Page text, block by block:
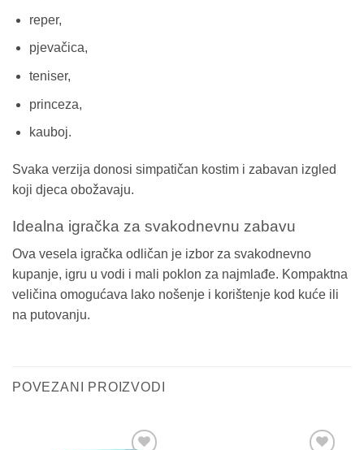
reper,
pjevačica,
teniser,
princeza,
kauboj.
Svaka verzija donosi simpatičan kostim i zabavan izgled
koji djeca obožavaju.
Idealna igračka za svakodnevnu zabavu
Ova vesela igračka odličan je izbor za svakodnevno
kupanje, igru u vodi i mali poklon za najmlađe. Kompaktna
veličina omogućava lako nošenje i korištenje kod kuće ili
na putovanju.
POVEZANI PROIZVODI